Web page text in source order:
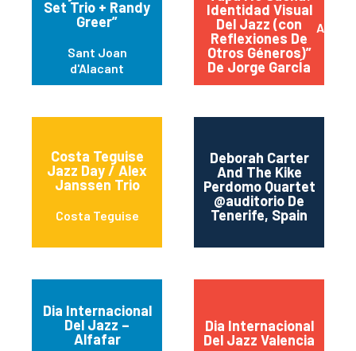
Set Trio + Randy
Greer”
Sant Joan
d'Alacant
Identidad Visual
Del Jazz (con
Reflexiones De
Otros Géneros)”
De Jorge GarcÍa
Costa Teguise
Jazz Day / Alex
Janssen Trio
Costa Teguise
Deborah Carter
And The Kike
Perdomo Quartet
@auditorio De
Tenerife, Spain
Dia Internacional
Del Jazz –
Alfafar
Dia Internacional
Del Jazz Valencia